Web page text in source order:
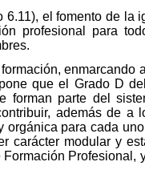
el fomento de la
profesional para
enmarcando
que el Grado D
forman parte del
además de a
para cada
carácter modular y
Profesional,